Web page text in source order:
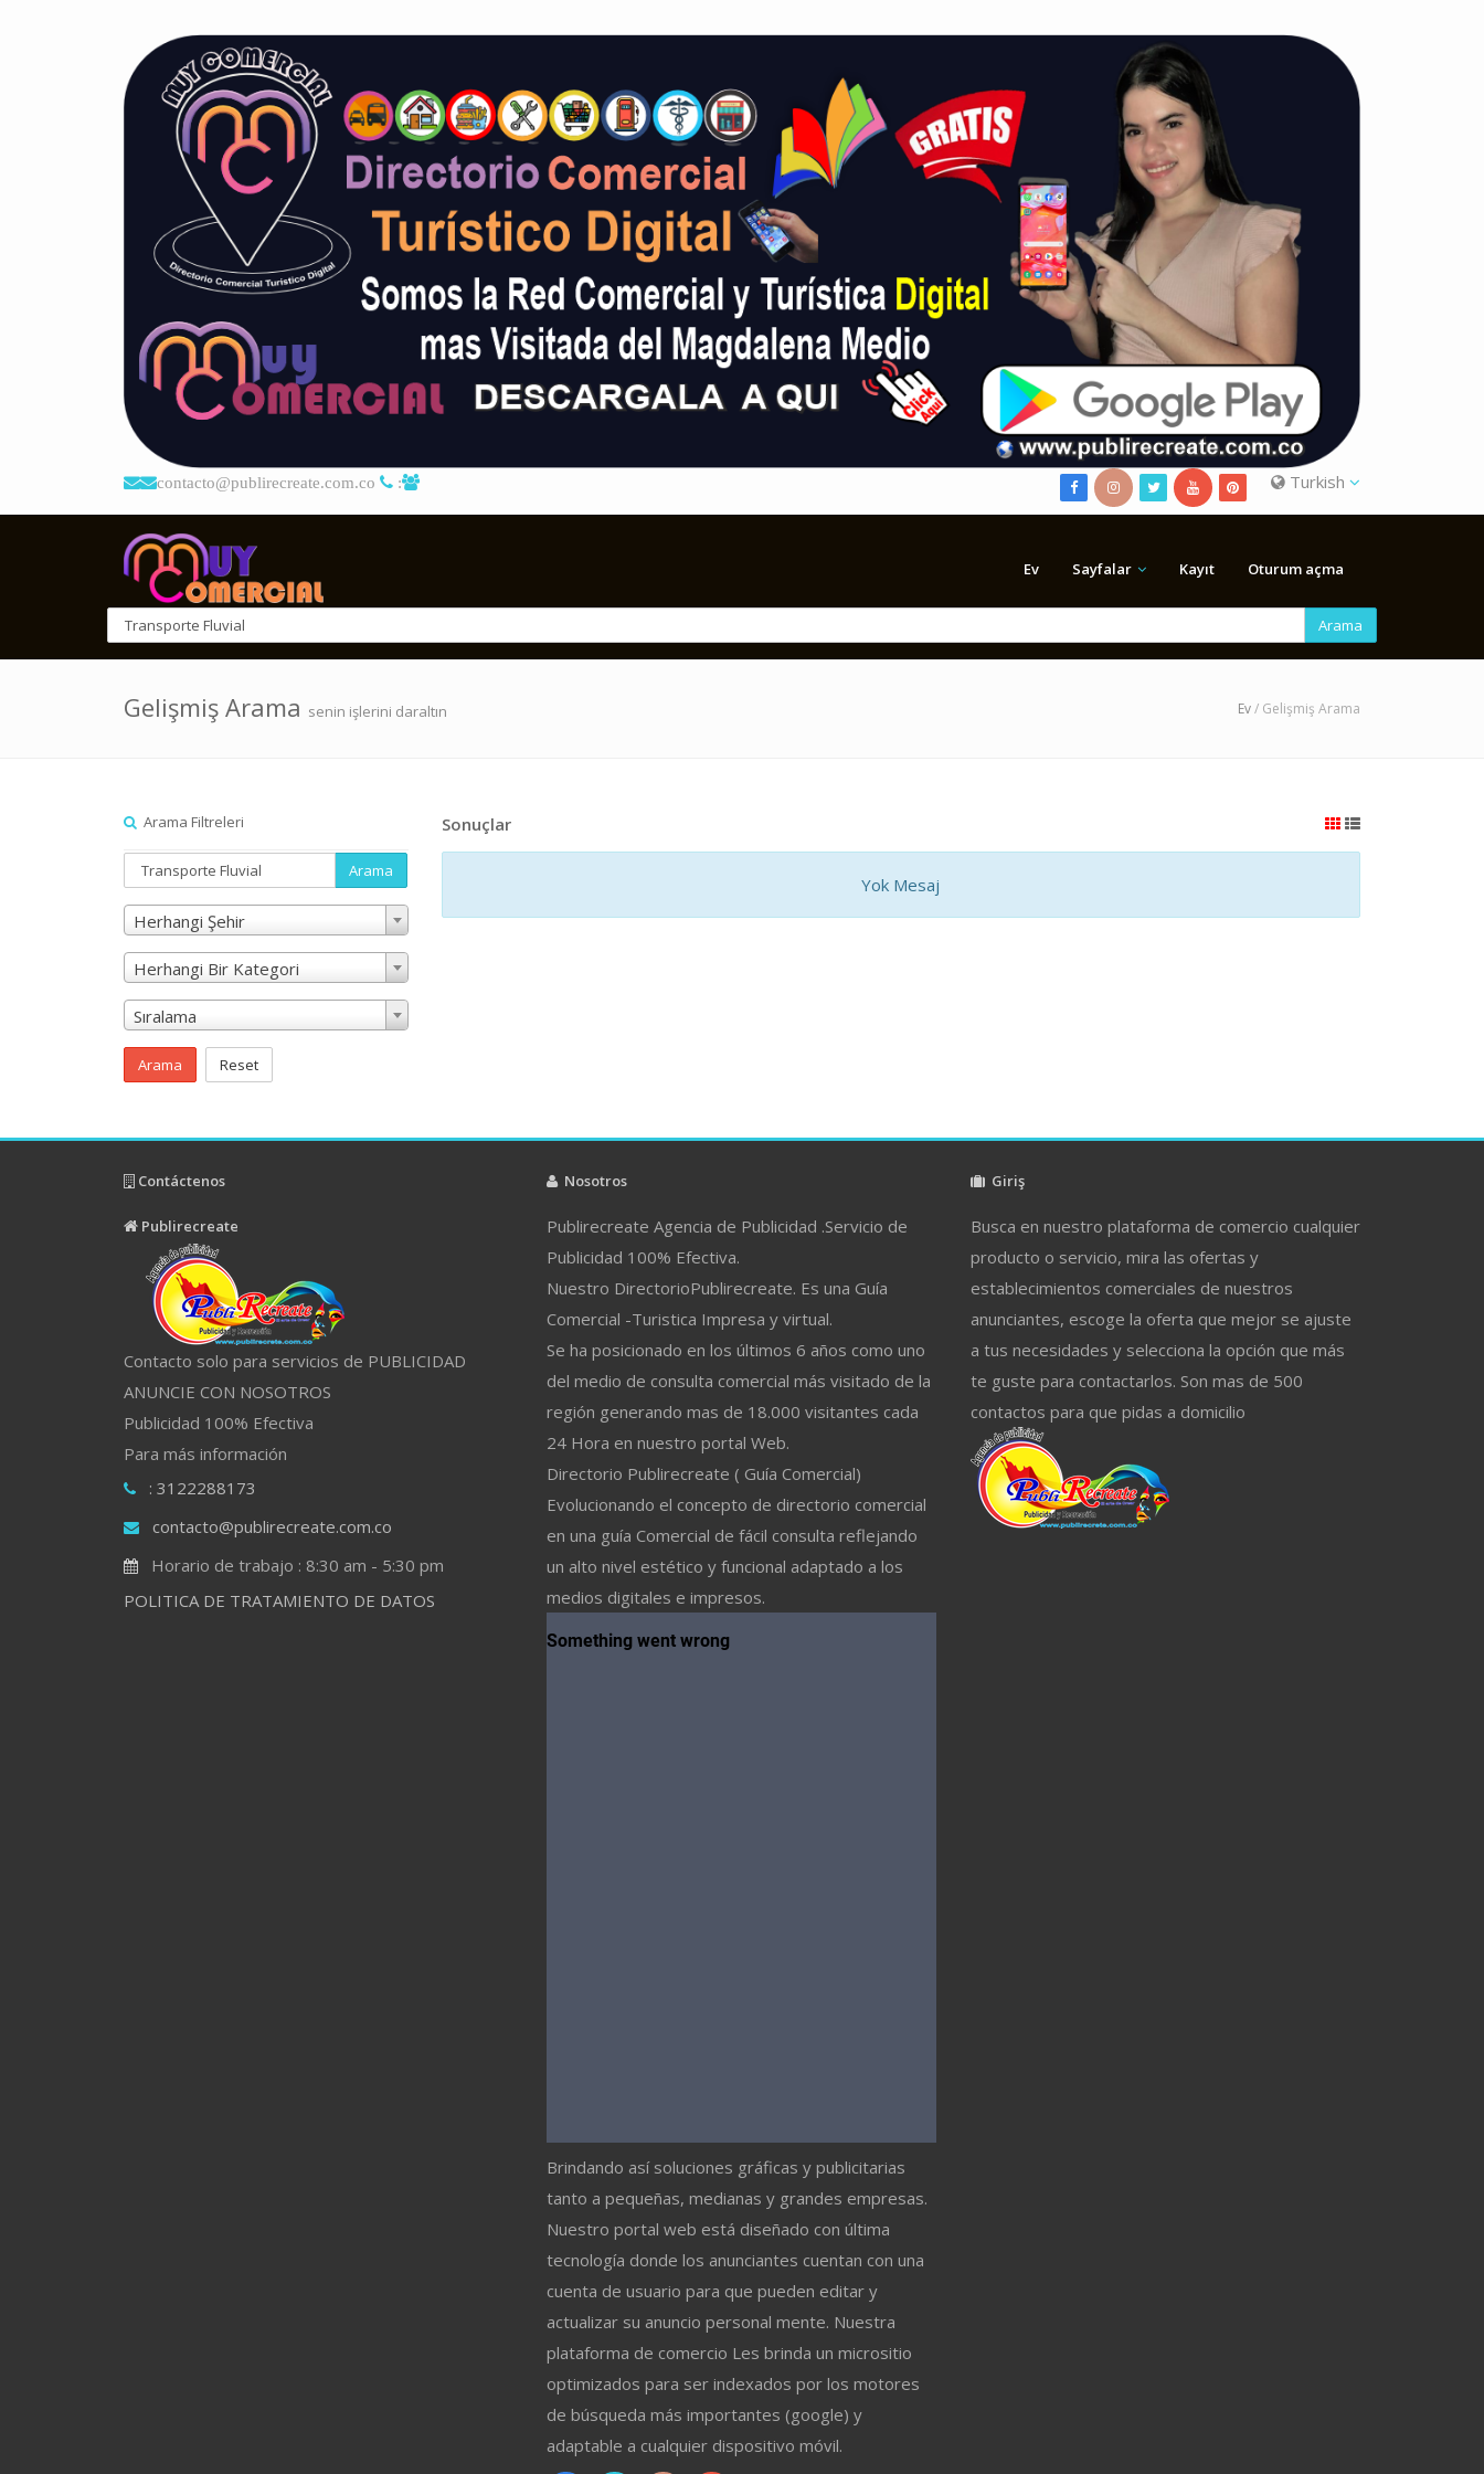
contacto@publirecreate.com.co : Turkish
Ev Sayfalar Kayıt Oturum açma
Arama
Gelişmiş Arama senin işlerini daraltın Ev/ Gelişmiş Arama
Arama Filtreleri
Arama
Herhangi Şehir
Herhangi Bir Kategori
Sıralama
Arama Reset
Sonuçlar
Yok Mesaj
Contáctenos
Publirecreate
Contacto solo para servicios de PUBLICIDAD
ANUNCIE CON NOSOTROS
Publicidad 100% Efectiva
Para más información
: 3122288173
contacto@publirecreate.com.co
Horario de trabajo : 8:30 am - 5:30 pm
POLITICA DE TRATAMIENTO DE DATOS
Nosotros
Publirecreate Agencia de Publicidad .Servicio de
Publicidad 100% Efectiva.
Nuestro DirectorioPublirecreate. Es una Guía
Comercial -Turistica Impresa y virtual.
Se ha posicionado en los últimos 6 años como uno
del medio de consulta comercial más visitado de la
región generando mas de 18.000 visitantes cada
24 Hora en nuestro portal Web.
Directorio Publirecreate ( Guía Comercial)
Evolucionando el concepto de directorio comercial
en una guía Comercial de fácil consulta reflejando
un alto nivel estético y funcional adaptado a los
medios digitales e impresos.
Brindando así soluciones gráficas y publicitarias
tanto a pequeñas, medianas y grandes empresas.
Nuestro portal web está diseñado con última
tecnología donde los anunciantes cuentan con una
cuenta de usuario para que pueden editar y
actualizar su anuncio personal mente. Nuestra
plataforma de comercio Les brinda un micrositio
optimizados para ser indexados por los motores
de búsqueda más importantes (google) y
adaptable a cualquier dispositivo móvil.
Giriş
Busca en nuestro plataforma de comercio cualquier
producto o servicio, mira las ofertas y
establecimientos comerciales de nuestros
anunciantes, escoge la oferta que mejor se ajuste
a tus necesidades y selecciona la opción que más
te guste para contactarlos. Son mas de 500
contactos para que pidas a domicilio